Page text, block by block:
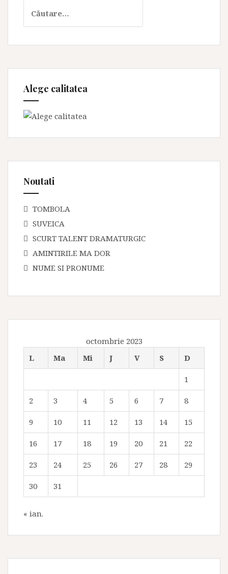
după:
Alege calitatea
Noutati
TOMBOLA
SUVEICA
SCURT TALENT DRAMATURGIC
AMINTIRILE MA DOR
NUME SI PRONUME
octombrie 2023
L
Ma Mi J V S D
1
2 3 4 5 6 7 8
9 10 11 12 13 14 15
16 17 18 19 20 21 22
23 24 25 26 27 28 29
30 31
« ian.